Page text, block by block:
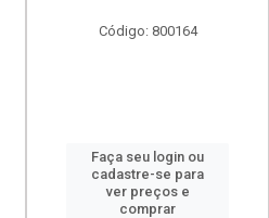
Código: 800164
Faça seu login ou
cadastre-se para
ver preços e
comprar